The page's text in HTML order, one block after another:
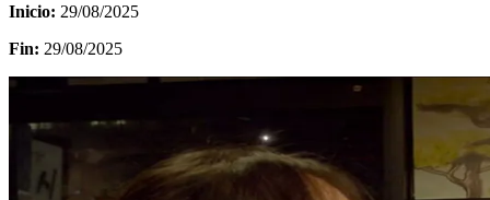
Inicio: 29/08/2025
Fin: 29/08/2025